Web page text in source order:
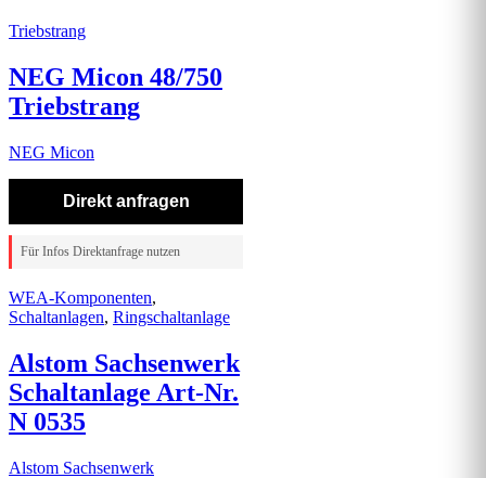
Triebstrang
NEG Micon 48/750
Triebstrang
NEG Micon
Direkt anfragen
Für Infos Direktanfrage nutzen
WEA-Komponenten,
Schaltanlagen, Ringschaltanlage
Alstom Sachsenwerk
Schaltanlage Art-Nr.
N 0535
Alstom Sachsenwerk